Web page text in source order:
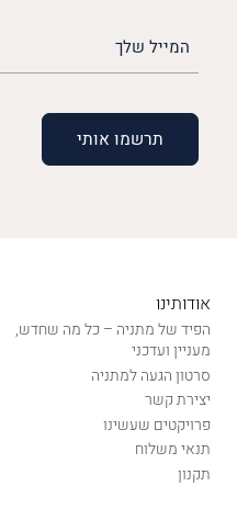
אודותינו
הפיד של מתניה – כל מה שחדש,
מעניין ועדכני
סרטון הגעה למתניה
יצירת קשר
פרויקטים שעשינו
תנאי משלוח
תקנון